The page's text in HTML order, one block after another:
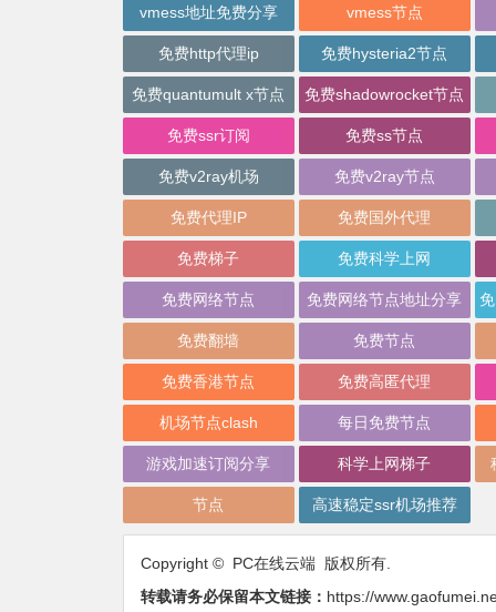
vmess地址免费分享 vmess节点
免费http代理ip 免费hysteria2节点
免费quantumult x节点 免费shadowrocket节点
免费ssr订阅 免费ss节点
免费v2ray机场 免费v2ray节点
免费代理IP 免费国外代理
免费梯子 免费科学上网
免费网络节点 免费网络节点地址分享
免费翻墙 免费节点
免费香港节点 免费高匿代理
机场节点clash 每日免费节点
游戏加速订阅分享 科学上网梯子
节点 高速稳定ssr机场推荐
Copyright © PC在线云端 版权所有.
转载请务必保留本文链接： https://